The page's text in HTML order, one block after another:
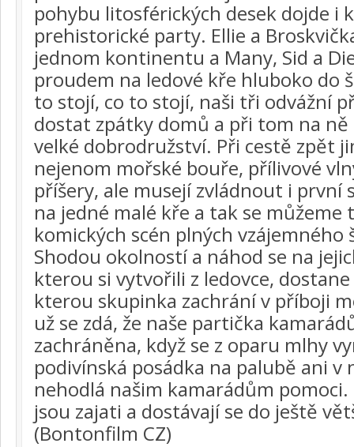
pohybu litosférických desek dojde i
prehistorické party. Ellie a
jednom kontinentu a Many, Sid a
proudem na ledové kře hluboko do
to stojí, co to stojí, naši tři odvážní
dostat zpátky domů a při tom na ně
velké dobrodružství. Při cestě zpět
nejenom mořské bouře, přílivové
příšery, ale musejí zvládnout i první
na jedné malé kře a tak se můžeme
komických scén plných vzájemného
Shodou okolností a náhod se na
kterou si vytvořili z ledovce,
kterou skupinka zachrání v příboji
už se zdá, že naše partička
zachráněna, když se z oparu mlhy
podivínská posádka na palubě ani v
nehodlá našim kamarádům
jsou zajati a dostávají se do ještě
(Bontonfilm CZ)